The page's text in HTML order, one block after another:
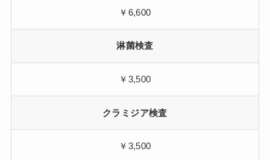
￥6,600
淋菌検査
￥3,500
クラミジア検査
￥3,500